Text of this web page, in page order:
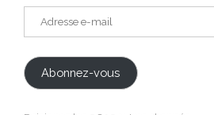
Abonnez-vous